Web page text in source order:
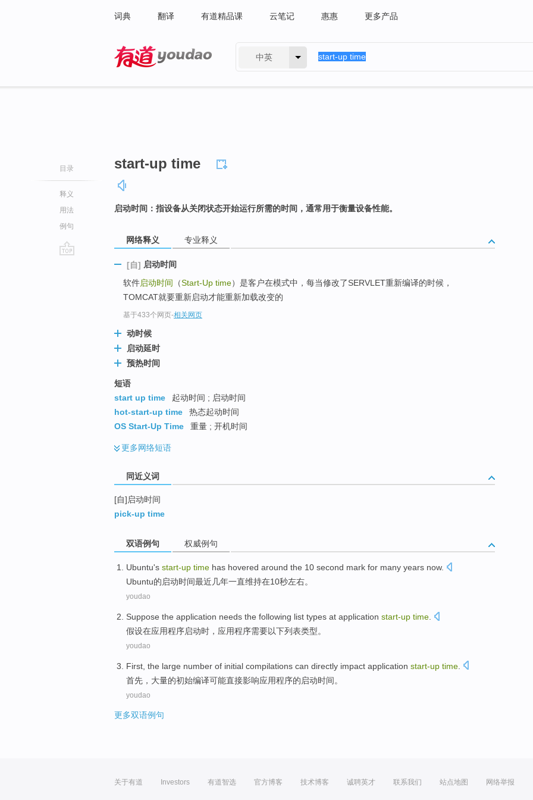
词典 翻译 有道精品课 云笔记 惠惠 更多产品
中英
目录
释义
用法
例句
start-up time
启动时间：指设备从关闭状态开始运行所需的时间，通常用于衡量设备性能。
网络释义 专业释义
[自] 启动时间
软件启动时间 （Start-Up time）是客户在模式中，每当修改了SERVLET重新编译的时候，
TOMCAT就要重新启动才能重新加载改变的
基于433个网页-相关网页
动时候
启动延时
预热时间
短语
start up time
起动时间 ; 启动时间
hot-start-up time
热态起动时间
OS Start-Up Time
重量 ; 开机时间
更多网络短语
同近义词
[自]启动时间
pick-up time
双语例句 权威例句
Ubuntu's start-up time has hovered around the 10 second mark for many years now.
Ubuntu的启动时间最近 几年一直维持在10秒左右。
youdao
Suppose the application needs the following list types at application start-up time
假设在应用程序启动时 ，应用程序需要以下列表类型。
youdao
First , the large number of initial compilations can directly impact application start-up time
首先 ， 大量的初始编译可能直接影响应用程序的启动时间。
youdao
更多双语例句
关于有道 Investors 有道智选 官方博客 技术博客 诚聘英才 联系我们 站点地图 网络举报